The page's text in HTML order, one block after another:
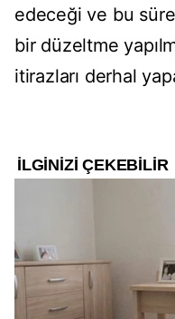
edeceği ve bu
bir düzeltme
itirazları derhal